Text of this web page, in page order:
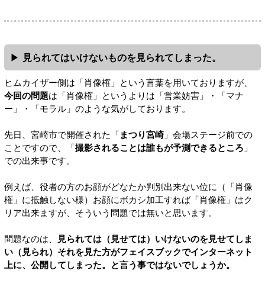
見られてはいけないものを見られてしまった。
ヒムカイザー側は「肖像権」という言葉を用いておりますが、
今回の問題は「肖像権」というよりは「営業妨害」・「マナ
ー」・「モラル」のような気がしております。
先日、宮崎市で開催された「 まつり宮崎」会場ステージ前での
ことですので、「 撮影されることは誰もが予測できるところ 」
での出来事です。
例えば、役者の方のお顔がどなたか判別出来ない位に（「肖像
権」に抵触しない様）お顔にボカシ加工すれば「肖像権」はク
リア出来ますが、そういう問題では無いと思います。
問題なのは、
見られては（見せては）いけないのを見せてしま
い（見られ）それを見た方がフェイスブックでインターネット
上に、公開してしまった。と言う事ではないでしょうか。